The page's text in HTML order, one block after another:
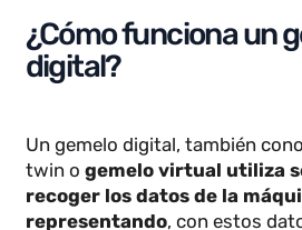
digital?
Un gemelo digital, también